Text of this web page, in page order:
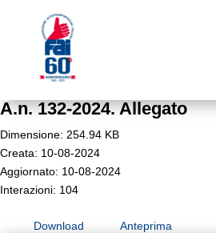
A.n. 132-2024. Allegato
Dimensione: 254.94 KB
Creata: 10-08-2024
Aggiornato: 10-08-2024
Interazioni: 104
Download Anteprima